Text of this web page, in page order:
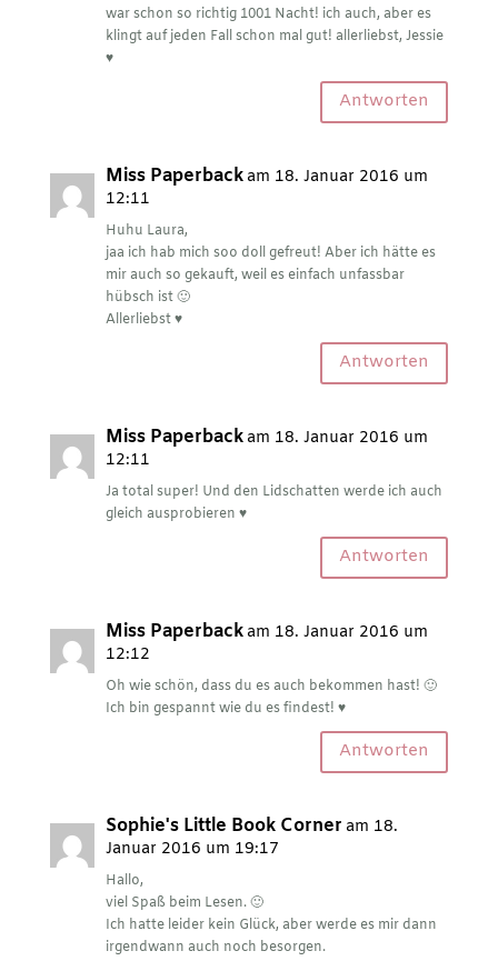
war schon so richtig 1001 Nacht! ich auch, aber es
klingt auf jeden Fall schon mal gut! allerliebst, Jessie
♥
Antworten
Miss Paperback am 18. Januar 2016 um
12:11
Huhu Laura,
jaa ich hab mich soo doll gefreut! Aber ich hätte es
mir auch so gekauft, weil es einfach unfassbar
hübsch ist 🙂
Allerliebst ♥
Antworten
Miss Paperback am 18. Januar 2016 um
12:11
Ja total super! Und den Lidschatten werde ich auch
gleich ausprobieren ♥
Antworten
Miss Paperback am 18. Januar 2016 um
12:12
Oh wie schön, dass du es auch bekommen hast! 🙂
Ich bin gespannt wie du es findest! ♥
Antworten
Sophie's Little Book Corner am 18.
Januar 2016 um 19:17
Hallo,
viel Spaß beim Lesen. 🙂
Ich hatte leider kein Glück, aber werde es mir dann
irgendwann auch noch besorgen.